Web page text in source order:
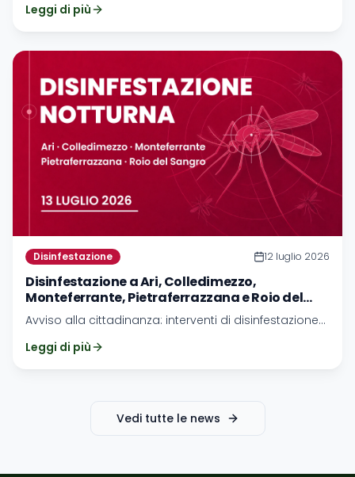
Rapino.
Leggi di più
Disinfestazione 12 luglio 2026
Disinfestazione a Ari, Colledimezzo,
Monteferrante, Pietraferrazzana e Roio del
Sangro - 13 luglio 2026
Avviso alla cittadinanza: interventi di disinfestazione
Pietraferrazzana e Roio del Sangro.
Leggi di più
Vedi tutte le news